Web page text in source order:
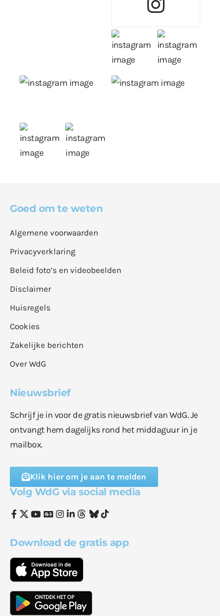
Goed om te weten
Algemene voorwaarden
Privacyverklaring
Beleid foto’s en videobeelden
Disclaimer
Huisregels
Cookies
Zakelijke berichten
Over WdG
Nieuwsbrief
Schrijf je in voor de gratis nieuwsbrief van WdG. Je
ontvangt hem dagelijks rond het middaguur in je
mailbox.
Klik hier om je aan te melden
Volg WdG via social media
Download de gratis app